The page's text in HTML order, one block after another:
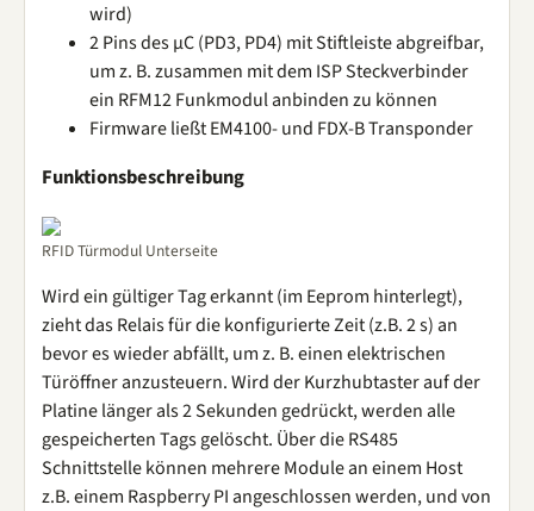
wird)
2 Pins des µC (PD3, PD4) mit Stiftleiste abgreifbar,
um z. B. zusammen mit dem ISP Steckverbinder
ein RFM12 Funkmodul anbinden zu können
Firmware ließt EM4100- und FDX-B Transponder
Funktionsbeschreibung
RFID Türmodul Unterseite
Wird ein gültiger Tag erkannt (im Eeprom hinterlegt),
zieht das Relais für die konfigurierte Zeit (z.B. 2 s) an
bevor es wieder abfällt, um z. B. einen elektrischen
Türöffner anzusteuern. Wird der Kurzhubtaster auf der
Platine länger als 2 Sekunden gedrückt, werden alle
gespeicherten Tags gelöscht. Über die RS485
Schnittstelle können mehrere Module an einem Host
z.B. einem Raspberry PI angeschlossen werden, und von